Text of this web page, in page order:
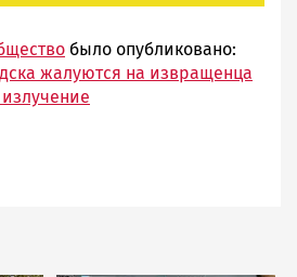
было опубликовано:
жалуются на извращенца